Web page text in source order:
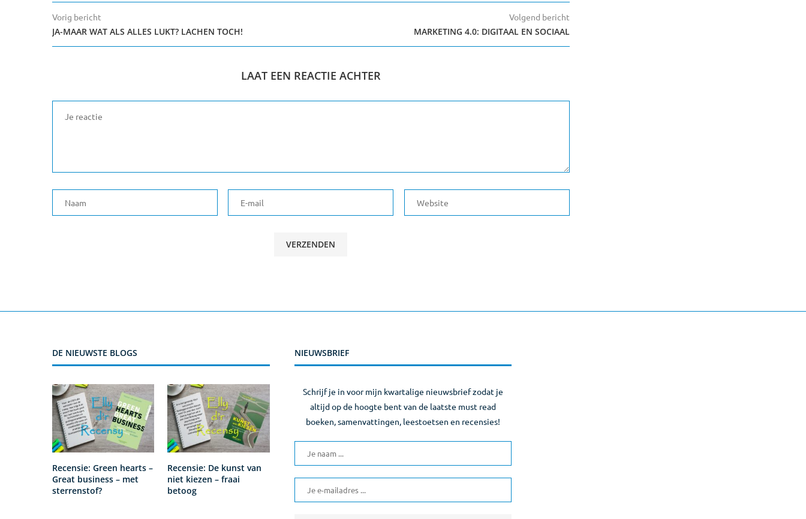
Vorig bericht
JA-MAAR WAT ALS ALLES LUKT? LACHEN TOCH!
Volgend bericht
MARKETING 4.0: DIGITAAL EN SOCIAAL
LAAT EEN REACTIE ACHTER
DE NIEUWSTE BLOGS
Recensie: Green hearts –
Great business – met
sterrenstof?
Recensie: De kunst van
niet kiezen – fraai
betoog
NIEUWSBRIEF
Schrijf je in voor mijn kwartalige nieuwsbrief zodat je
altijd op de hoogte bent van de laatste must read
boeken, samenvattingen, leestoetsen en recensies!